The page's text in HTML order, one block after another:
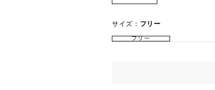
サイズ： フリー
フリー